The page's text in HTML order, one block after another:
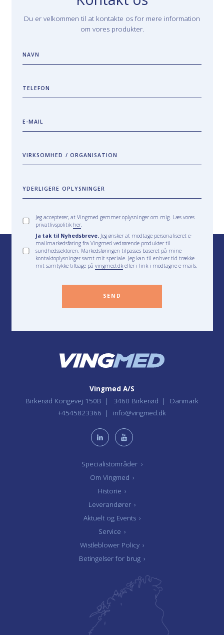
Du er velkommen til at kontakte os for mere information
om vores produkter.
NAVN
TELEFON
E-MAIL
VIRKSOMHED / ORGANISATION
YDERLIGERE OPLYSNINGER
Jeg accepterer, at Vingmed gemmer oplysninger om mig. Læs vores
privatlivspolitik her
Ja tak til Nyhedsbreve. Jeg ønsker at modtage personaliseret e-
mailmarkedsføring fra Vingmed vedrørende produkter til
sundhedssektoren. Markedsføringen tilpasses baseret på mine
kontaktoplysninger samt mit speciale. Jeg kan til enhver tid trække
mit samtykke tilbage påvingmed.dkeller i link i modtagne e-mails.
SEND
Specialistområder ›
Om Vingmed ›
Historie ›
Leverandører ›
Aktuelt og Events ›
Service ›
Wistleblower Policy ›
Betingelser for brug ›
Vingmed A/S
Birkerød Kongevej 150B
3460 Birkerød
Danmark
+4545823366
info@vingmed.dk